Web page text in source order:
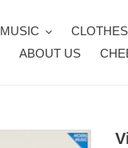
MUSIC
ABOUT US